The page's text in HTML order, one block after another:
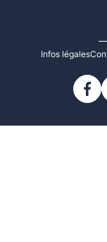
Infos légales